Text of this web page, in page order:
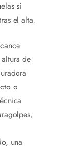
si
el alta.
de
o
una